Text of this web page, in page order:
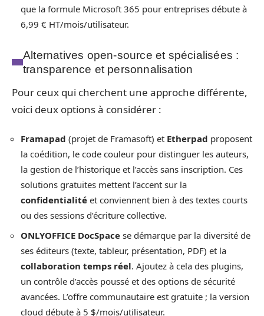
que la formule Microsoft 365 pour entreprises débute à
6,99 € HT/mois/utilisateur.
Alternatives open-source et spécialisées :
transparence et personnalisation
Pour ceux qui cherchent une approche différente,
voici deux options à considérer :
Framapad (projet de Framasoft) et Etherpad proposent
la coédition, le code couleur pour distinguer les auteurs,
la gestion de l’historique et l’accès sans inscription. Ces
solutions gratuites mettent l’accent sur la
confidentialité et conviennent bien à des textes courts
ou des sessions d’écriture collective.
ONLYOFFICE DocSpace se démarque par la diversité de
ses éditeurs (texte, tableur, présentation, PDF) et la
collaboration temps réel. Ajoutez à cela des plugins,
un contrôle d’accès poussé et des options de sécurité
avancées. L’offre communautaire est gratuite ; la version
cloud débute à 5 $/mois/utilisateur.